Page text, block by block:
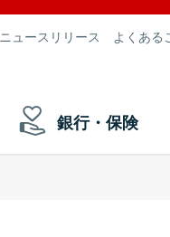
ニュースリリース よくある
銀行・保険